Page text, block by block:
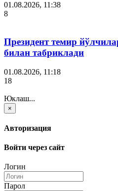
01.08.2026, 11:38
8
Президент темир
билан табриклади
01.08.2026, 11:18
18
Юклаш...
×
Авторизация
Войти через сайт
Логин
Парол